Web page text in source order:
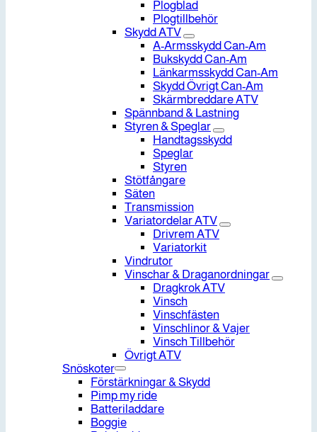
Plogblad
Plogtillbehör
Skydd ATV
A-Armsskydd Can-Am
Bukskydd Can-Am
Länkarmsskydd Can-Am
Skydd Övrigt Can-Am
Skärmbreddare ATV
Spännband & Lastning
Styren & Speglar
Handtagsskydd
Speglar
Styren
Stötfångare
Säten
Transmission
Variatordelar ATV
Drivrem ATV
Variatorkit
Vindrutor
Vinschar & Draganordningar
Dragkrok ATV
Vinsch
Vinschfästen
Vinschlinor & Vajer
Vinsch Tillbehör
Övrigt ATV
Snöskoter
Förstärkningar & Skydd
Pimp my ride
Batteriladdare
Boggie